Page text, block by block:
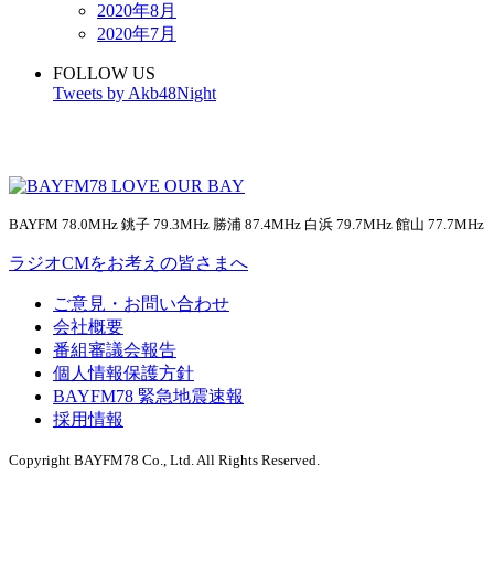
2020年8月
2020年7月
FOLLOW US
Tweets by Akb48Night
BAYFM 78.0MHz 銚子 79.3MHz 勝浦 87.4MHz 白浜 79.7MHz 館山 77.7MHz
ラジオCMをお考えの皆さまへ
ご意見・お問い合わせ
会社概要
番組審議会報告
個人情報保護方針
BAYFM78 緊急地震速報
採用情報
Copyright BAYFM78 Co., Ltd. All Rights Reserved.